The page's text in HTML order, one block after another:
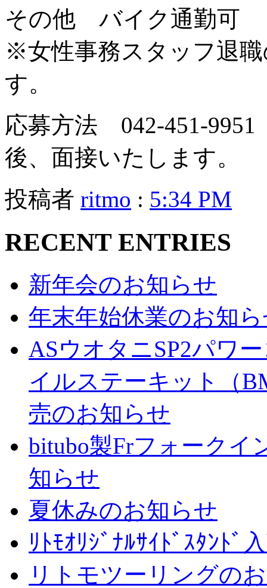
その他 バイク通勤可
※女性事務スタッフ退
す。
応募方法 042-451-
後、面接いたします。
投稿者 ritmo : 5:34 PM
RECENT ENTRIES
新年会のお知らせ
年末年始休業のお知
ASウオタニSP2パワ
イルステーキット（
売のお知らせ
bitubo製Frフォークイ
知らせ
夏休みのお知らせ
ﾘﾄﾓｵﾘｼﾞﾅﾙｻｲﾄﾞｽﾀﾝﾄﾞ
リトモツーリングの